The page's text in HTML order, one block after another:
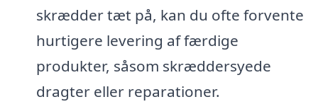
skrædder tæt på, kan du ofte forvente
hurtigere levering af færdige
produkter, såsom skræddersyede
dragter eller reparationer.